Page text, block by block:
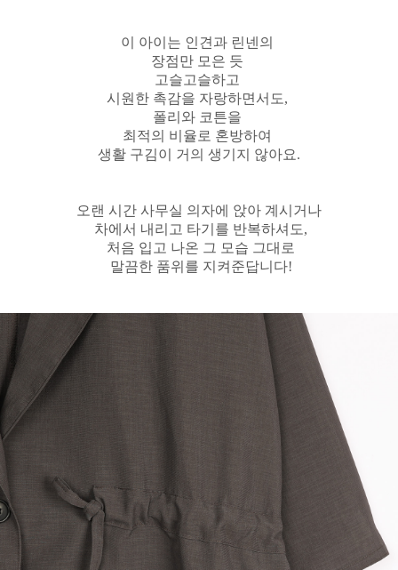
이 아이는 인견과 린넨의
장점만 모은 듯
고슬고슬하고
시원한 촉감을 자랑하면서도,
폴리와 코튼을
최적의 비율로 혼방하여
생활 구김이 거의 생기지 않아요.
오랜 시간 사무실 의자에 앉아 계시거나
차에서 내리고 타기를 반복하셔도,
처음 입고 나온 그 모습 그대로
말끔한 품위를 지켜준답니다!